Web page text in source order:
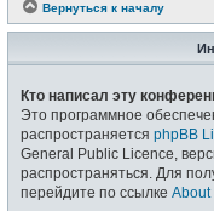
Вернуться к началу
Кто написал эту
Это программное
распространяется phpBB
General Public Licence,
распространяться. Для
перейдите по ссылке About